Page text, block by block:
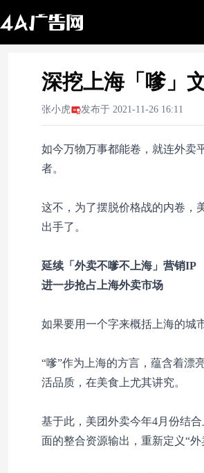
深挖上海「嗲」
张小虎 发布于 2021-11-26 16:11
如今万物万事都能卷，就连外卖
者。
这不，为了摆脱价格战的内卷，
出手了。
延续「外卖不嗲不上海」营销IP
进一步抢占上海外卖市场
如果要用一个字来概括上海的城
“嗲”作为上海的方言，蕴含着漂
活品质，在美食上尤其讲究。
基于此，美团外卖今年4月份结
面的整合资源输出，重新定义“